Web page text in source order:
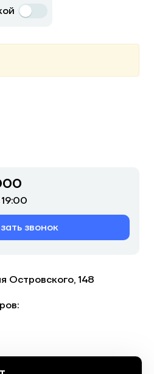
звонок
Островского, 148